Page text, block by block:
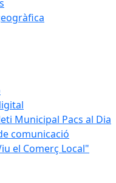
Municipal Pacs al Dia
comunicació
el Comerç Local"